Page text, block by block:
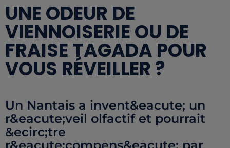
UNE ODEUR DE
VIENNOISERIE OU DE
FRAISE TAGADA POUR
VOUS RÉVEILLER ?
Un Nantais a invent&eacute; un
r&eacute;veil olfactif et pourrait
&ecirc;tre